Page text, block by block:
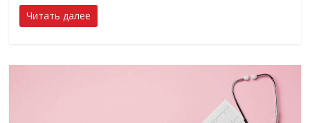
Читать далее